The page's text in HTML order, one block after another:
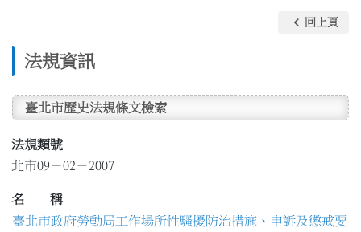
法規資訊
keyboard_arrow_left 回上頁
臺北市歷史法規條文檢索
法規類號
北市09－02－2007
名 稱
臺北市政府勞動局工作場所性騷擾防治措施、申訴及懲戒要